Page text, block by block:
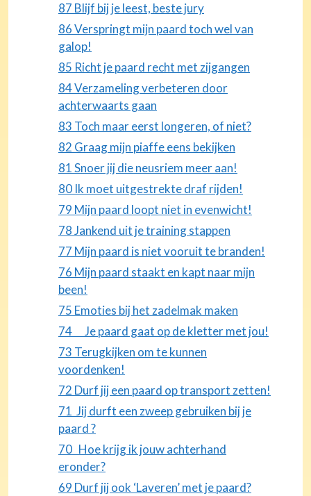
87 Blijf bij je leest, beste jury
86 Verspringt mijn paard toch wel van
galop!
85 Richt je paard recht met zijgangen
84 Verzameling verbeteren door
achterwaarts gaan
83 Toch maar eerst longeren, of niet?
82 Graag mijn piaffe eens bekijken
81 Snoer jij die neusriem meer aan!
80 Ik moet uitgestrekte draf rijden!
79 Mijn paard loopt niet in evenwicht!
78 Jankend uit je training stappen
77 Mijn paard is niet vooruit te branden!
76 Mijn paard staakt en kapt naar mijn
been!
75 Emoties bij het zadelmak maken
74 Je paard gaat op de kletter met jou!
73 Terugkijken om te kunnen
voordenken!
72 Durf jij een paard op transport zetten!
71 Jij durft een zweep gebruiken bij je
paard ?
70 Hoe krijg ik jouw achterhand
eronder?
69 Durf jij ook ‘Laveren’ met je paard?